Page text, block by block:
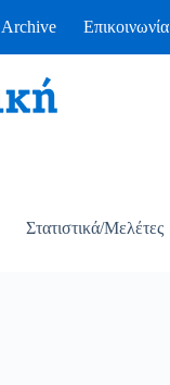
Archive Επικοινωνία
Στατιστικά/Μελέτες